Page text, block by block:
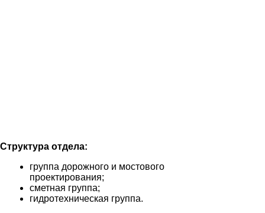
Структура отдела:
группа дорожного и мостового
проектирования;
сметная группа;
гидротехническая группа.